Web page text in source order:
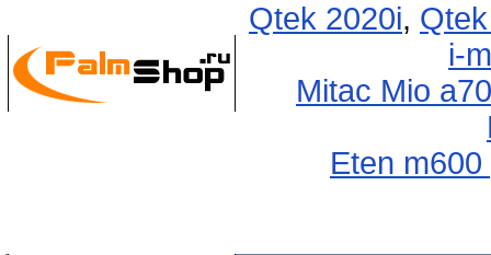
Qtek 2020i,
i-
Mitac Mio
Eten m600